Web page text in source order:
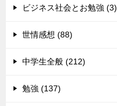
ビジネス社会とお勉強 (3)
世情感想 (88)
中学生全般 (212)
勉強 (137)